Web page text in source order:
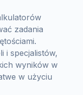
zadania
i specjalistów,
wyników w
w użyciu